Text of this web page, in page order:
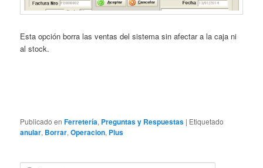
Esta opción borra las ventas del sistema sin afectar a la caja ni
al stock.
Publicado en Ferretería, Preguntas y Respuestas | Etiquetado
anular, Borrar,Operacion, Plus